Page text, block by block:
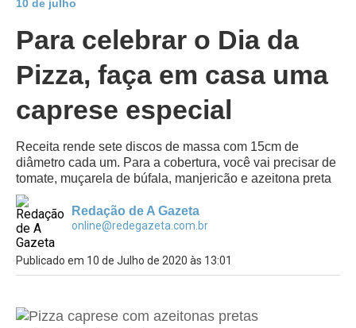
10 de julho
Para celebrar o Dia da
Pizza, faça em casa uma
caprese especial
Receita rende sete discos de massa com 15cm de
diâmetro cada um. Para a cobertura, você vai precisar de
tomate, muçarela de búfala, manjericão e azeitona preta
Redação de A Gazeta
online@redegazeta.com.br
Publicado em 10 de Julho de 2020 às 13:01